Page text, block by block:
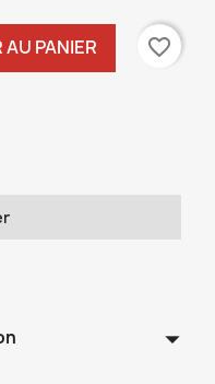
PANIER favorite_border
arrow_drop_down